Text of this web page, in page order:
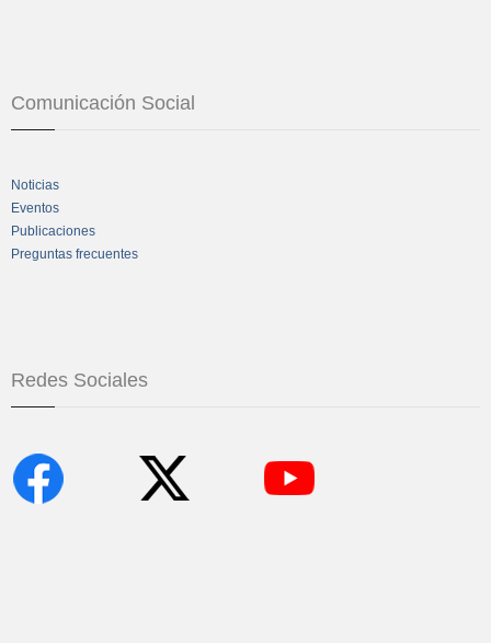
Comunicación Social
Noticias
Eventos
Publicaciones
Preguntas frecuentes
Redes Sociales